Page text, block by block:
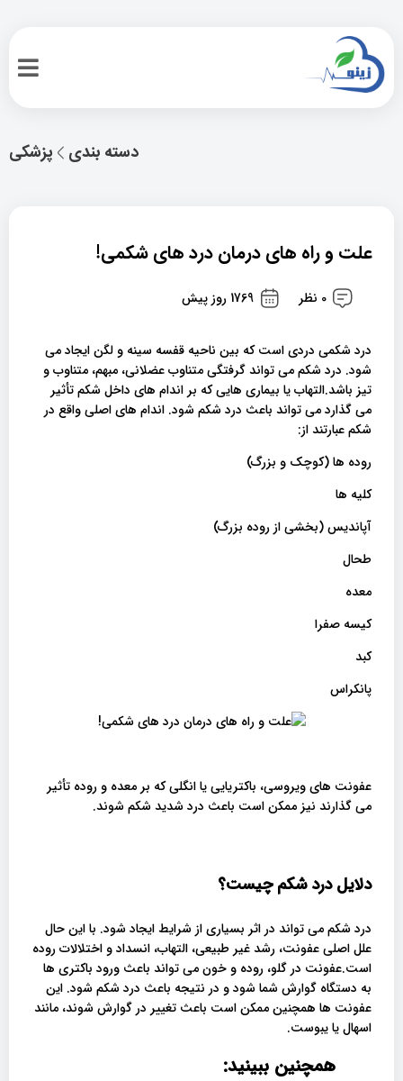
پزشکی دسته بندی
علت و راه های درمان درد های شکمی!
0 نظر 1769 روز پیش
درد شکمی دردی است که بین ناحیه قفسه سینه و لگن ایجاد می
شود. درد شکم می تواند گرفتگی متناوب عضلانی، مبهم، متناوب و
تیز باشد.التهاب یا بیماری هایی که بر اندام های داخل شکم تأثیر
می گذارد می تواند باعث درد شکم شود. اندام های اصلی واقع در
شکم عبارتند از:
روده ها (کوچک و بزرگ)
کلیه ها
آپاندیس (بخشی از روده بزرگ)
طحال
معده
کیسه صفرا
کبد
پانکراس
عفونت های ویروسی، باکتریایی یا انگلی که بر معده و روده تأثیر
می گذارند نیز ممکن است باعث درد شدید شکم شوند.
دلایل درد شکم چیست؟
درد شکم می تواند در اثر بسیاری از شرایط ایجاد شود. با این حال
علل اصلی عفونت، رشد غیر طبیعی، التهاب، انسداد و اختلالات روده
است.عفونت در گلو، روده و خون می تواند باعث ورود باکتری ها
به دستگاه گوارش شما شود و در نتیجه باعث درد شکم شود. این
عفونت ها همچنین ممکن است باعث تغییر در گوارش شوند، مانند
اسهال یا یبوست.
همچنین ببینید: